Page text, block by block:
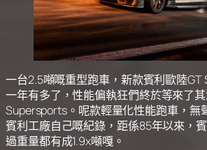
一台2.5噸嘅重型跑車，新款賓利歐陸GT
一年有多了，性能偏執狂們終於等來了
Supersports。呢款輕量化性能跑車，無
賓利工廠自己嘅紀錄，距係85年以來，
過重量都有成1.9x噸嘎。